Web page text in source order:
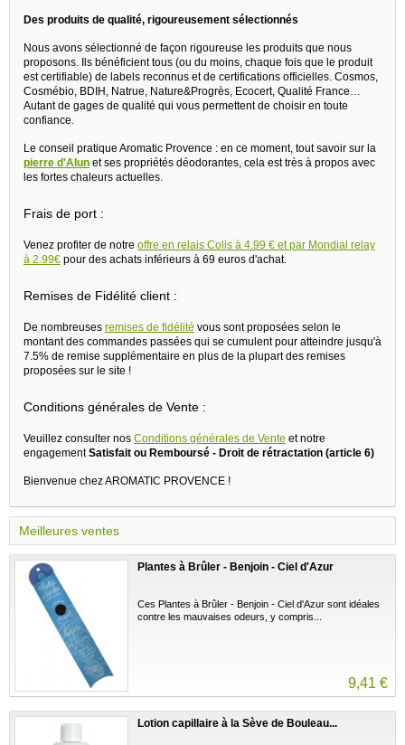
Des produits de qualité, rigoureusement sélectionnés
Nous avons sélectionné de façon rigoureuse les produits que nous
proposons. Ils bénéficient tous (ou du moins, chaque fois que le produit
est certifiable) de labels reconnus et de certifications officielles. Cosmos,
Cosmébio, BDIH, Natrue, Nature&Progrès, Ecocert, Qualité France…
Autant de gages de qualité qui vous permettent de choisir en toute
confiance.
Le conseil pratique Aromatic Provence : en ce moment, tout savoir sur la
pierre d'Alun et ses propriétés déodorantes, cela est très à propos avec
les fortes chaleurs actuelles.
Frais de port :
Venez profiter de notre offre en relais Colis à 4.99 € et par Mondial relay
à 2.99€ pour des achats inférieurs à 69 euros d'achat.
Remises de Fidélité client :
De nombreuses remises de fidélité vous sont proposées selon le
montant des commandes passées qui se cumulent pour atteindre jusqu'à
7.5% de remise supplémentaire en plus de la plupart des remises
proposées sur le site !
Conditions générales de Vente :
Veuillez consulter nos Conditions générales de Vente et notre
engagementSatisfait ou Remboursé - Droit de rétractation (article 6)
Bienvenue chez AROMATIC PROVENCE !
Meilleures ventes
Plantes à Brûler - Benjoin - Ciel d'Azur
Ces Plantes à Brûler - Benjoin - Ciel d'Azur sont idéales
contre les mauvaises odeurs, y compris...
9,41 €
Lotion capillaire à la Sève de Bouleau...